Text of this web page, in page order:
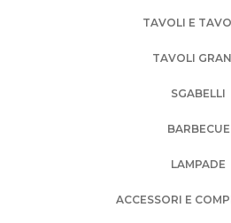
TAVOLI E
TAVOLI
SGABELLI
BARBECUE
LAMPADE
ACCESSORI E